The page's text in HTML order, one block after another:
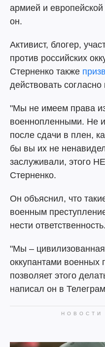
армией и
он.
Активист, блогер,
против российских
Стерненко также
действовать
"Мы не имеем права
военнопленными. Не
после сдачи в плен,
бы вы их не
заслуживали, этого
Стерненко.
Он объяснил, что
военным
нести ответственность.
"Мы –
оккупантами военных
позволяет этого
написал он в